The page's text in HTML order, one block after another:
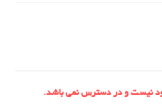
نیست و در دسترس نمی باشد.